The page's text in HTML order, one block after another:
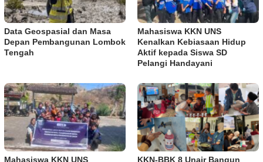
Data Geospasial dan Masa
Depan Pembangunan Lombok
Tengah
Mahasiswa KKN UNS
Kenalkan Kebiasaan Hidup
Aktif kepada Siswa SD
Pelangi Handayani
Mahasiswa KKN UNS KKN-BBK 8 Unair Bangun